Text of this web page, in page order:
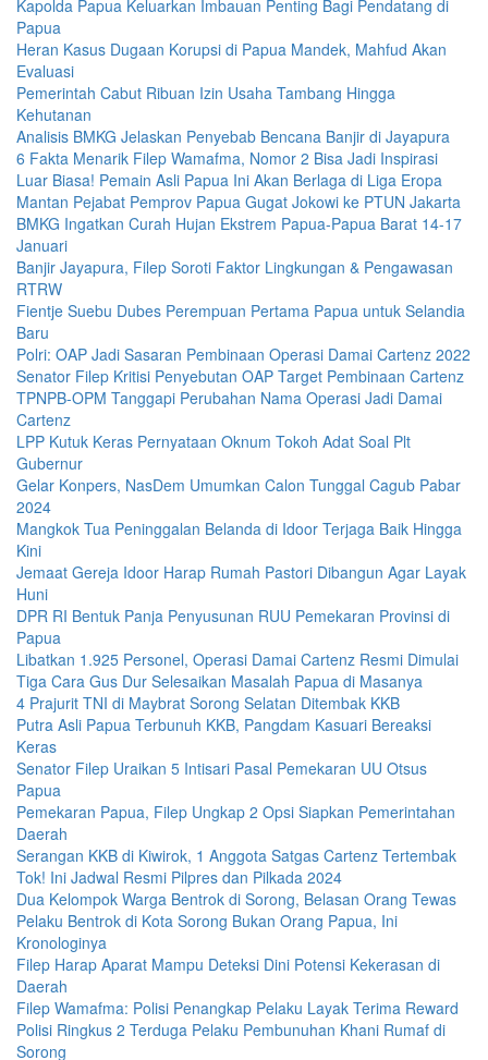
Kapolda Papua Keluarkan Imbauan Penting Bagi Pendatang di
Papua
Heran Kasus Dugaan Korupsi di Papua Mandek, Mahfud Akan
Evaluasi
Pemerintah Cabut Ribuan Izin Usaha Tambang Hingga
Kehutanan
Analisis BMKG Jelaskan Penyebab Bencana Banjir di Jayapura
6 Fakta Menarik Filep Wamafma, Nomor 2 Bisa Jadi Inspirasi
Luar Biasa! Pemain Asli Papua Ini Akan Berlaga di Liga Eropa
Mantan Pejabat Pemprov Papua Gugat Jokowi ke PTUN Jakarta
BMKG Ingatkan Curah Hujan Ekstrem Papua-Papua Barat 14-17
Januari
Banjir Jayapura, Filep Soroti Faktor Lingkungan & Pengawasan
RTRW
Fientje Suebu Dubes Perempuan Pertama Papua untuk Selandia
Baru
Polri: OAP Jadi Sasaran Pembinaan Operasi Damai Cartenz 2022
Senator Filep Kritisi Penyebutan OAP Target Pembinaan Cartenz
TPNPB-OPM Tanggapi Perubahan Nama Operasi Jadi Damai
Cartenz
LPP Kutuk Keras Pernyataan Oknum Tokoh Adat Soal Plt
Gubernur
Gelar Konpers, NasDem Umumkan Calon Tunggal Cagub Pabar
2024
Mangkok Tua Peninggalan Belanda di Idoor Terjaga Baik Hingga
Kini
Jemaat Gereja Idoor Harap Rumah Pastori Dibangun Agar Layak
Huni
DPR RI Bentuk Panja Penyusunan RUU Pemekaran Provinsi di
Papua
Libatkan 1.925 Personel, Operasi Damai Cartenz Resmi Dimulai
Tiga Cara Gus Dur Selesaikan Masalah Papua di Masanya
4 Prajurit TNI di Maybrat Sorong Selatan Ditembak KKB
Putra Asli Papua Terbunuh KKB, Pangdam Kasuari Bereaksi
Keras
Senator Filep Uraikan 5 Intisari Pasal Pemekaran UU Otsus
Papua
Pemekaran Papua, Filep Ungkap 2 Opsi Siapkan Pemerintahan
Daerah
Serangan KKB di Kiwirok, 1 Anggota Satgas Cartenz Tertembak
Tok! Ini Jadwal Resmi Pilpres dan Pilkada 2024
Dua Kelompok Warga Bentrok di Sorong, Belasan Orang Tewas
Pelaku Bentrok di Kota Sorong Bukan Orang Papua, Ini
Kronologinya
Filep Harap Aparat Mampu Deteksi Dini Potensi Kekerasan di
Daerah
Filep Wamafma: Polisi Penangkap Pelaku Layak Terima Reward
Polisi Ringkus 2 Terduga Pelaku Pembunuhan Khani Rumaf di
Sorong